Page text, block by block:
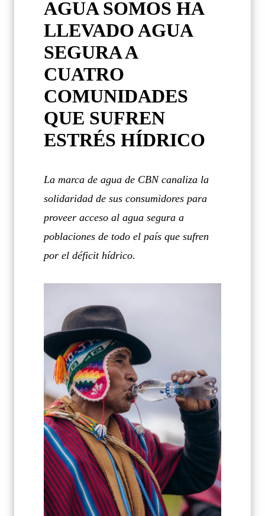
AGUA SOMOS HA
LLEVADO AGUA
SEGURA A
CUATRO
COMUNIDADES
QUE SUFREN
ESTRÉS HÍDRICO
La marca de agua de CBN canaliza la
solidaridad de sus consumidores para
proveer acceso al agua segura a
poblaciones de todo el país que sufren
por el déficit hídrico.